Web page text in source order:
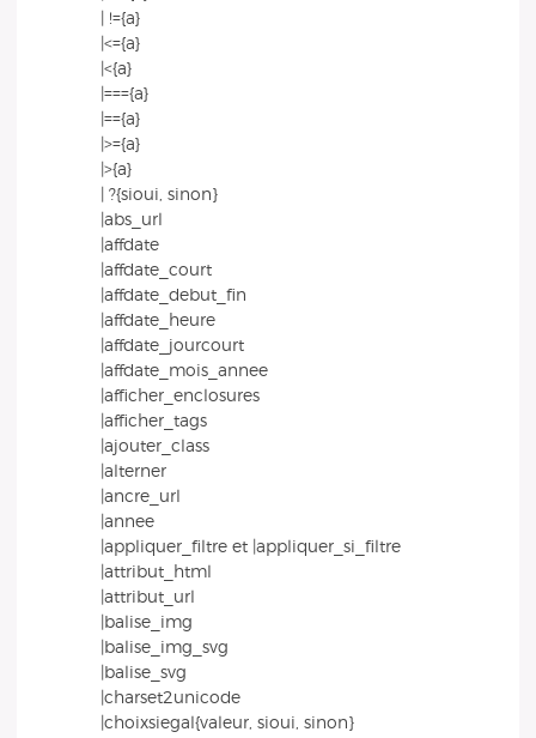
| !={a}
|<={a}
|<{a}
|==={a}
|=={a}
|>={a}
|>{a}
| ?{sioui, sinon}
|abs_url
|affdate
|affdate_court
|affdate_debut_fin
|affdate_heure
|affdate_jourcourt
|affdate_mois_annee
|afficher_enclosures
|afficher_tags
|ajouter_class
|alterner
|ancre_url
|annee
|appliquer_filtre et |appliquer_si_filtre
|attribut_html
|attribut_url
|balise_img
|balise_img_svg
|balise_svg
|charset2unicode
|choixsiegal{valeur, sioui, sinon}